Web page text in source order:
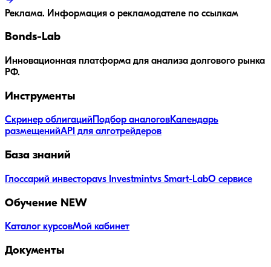
Реклама. Информация о рекламодателе по ссылкам
Bonds-Lab
Инновационная платформа для анализа долгового рынка
РФ.
Инструменты
Скринер облигацийПодбор аналоговКалендарь
размещенийAPI для алготрейдеров
База знаний
Глоссарий инвестораvs Investmintvs Smart-LabО сервисе
Обучение NEW
Каталог курсовМой кабинет
Документы